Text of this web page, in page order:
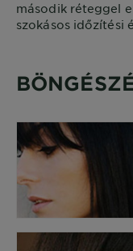
második réteggel
szokásos időzítési